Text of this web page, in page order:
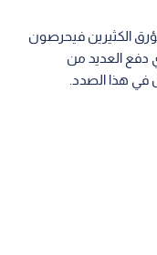
الكثيرين فيحرصون
دفع العديد من
في هذا الصدد.